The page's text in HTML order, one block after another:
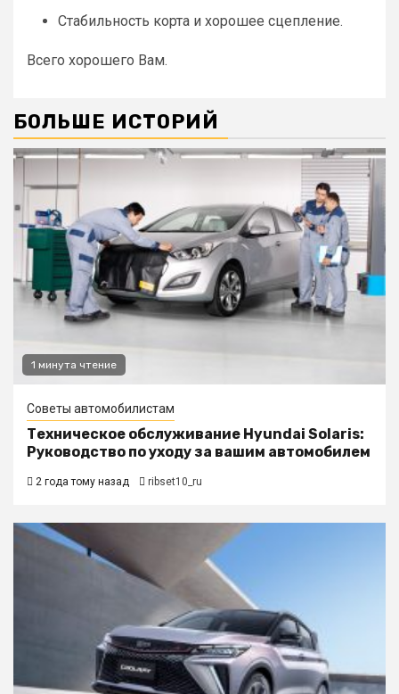
Стабильность корта и хорошее сцепление.
Всего хорошего Вам.
БОЛЬШЕ ИСТОРИЙ
1 минута чтение
Советы автомобилистам
Техническое обслуживание Hyundai Solaris:
Руководство по уходу за вашим автомобилем
2 года тому назад ribset10_ru